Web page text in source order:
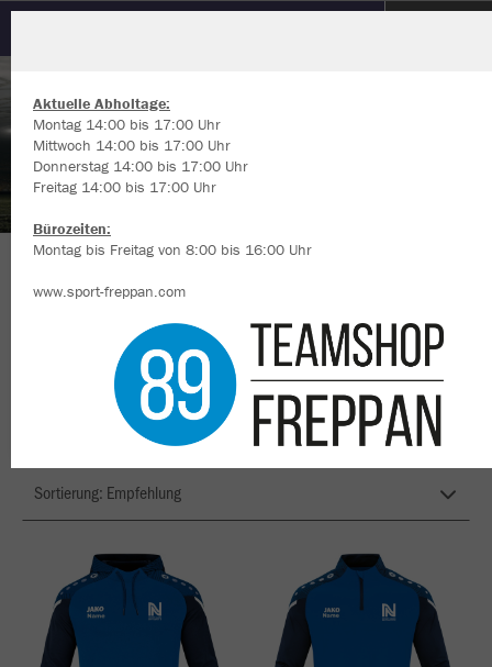
Herzlich Willkommen im Teamshop Sport-
Farbe
Aktuelle Abholtage:
Montag 14:00 bis 17:00 Uhr
Mittwoch 14:00 bis 17:00 Uhr
Donnerstag 14:00 bis 17:00 Uhr
Freitag 14:00 bis 17:00 Uhr
Bürozeiten:
Montag bis Freitag von 8:00 bis 16:00 Uhr
www.sport-freppan.com
Wir verwenden Cookies
Inhalte anzeigen und unsere Website verbessern. Weitere
zu den Cookies findest Du in den Einstellungen.
Alle ablehnen
mehr Infos
Datenschutz
Impressum